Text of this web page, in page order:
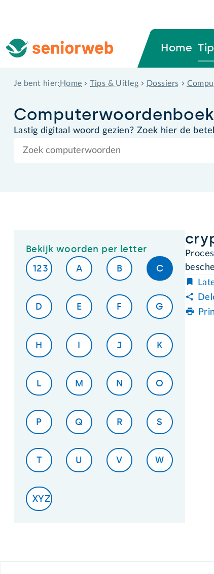
Home
Je bent hier: Home Tips & Uitleg Dossiers
Computer­woordenboek
Lastig digitaal woord gezien? Zoek hier de
Bekijk woorden per letter
123
A B C
D E F G
H I J K
L M N O
P Q R S
T U V W
XYZ